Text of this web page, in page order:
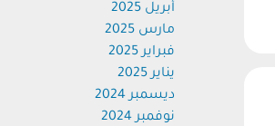
أبريل 2025
مارس 2025
فبراير 2025
يناير 2025
ديسمبر 2024
نوفمبر 2024